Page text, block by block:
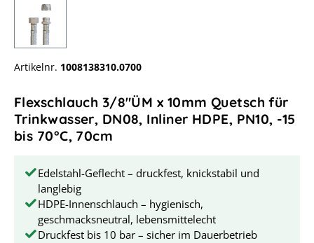
Artikelnr. 1008138310.0700
Flexschlauch 3/8"ÜM x 10mm Quetsch für
Trinkwasser, DN08, Inliner HDPE, PN10, -15
bis 70°C, 70cm
Edelstahl-Geflecht – druckfest, knickstabil und
langlebig
HDPE-Innenschlauch – hygienisch,
geschmacksneutral, lebensmittelecht
Druckfest bis 10 bar – sicher im Dauerbetrieb